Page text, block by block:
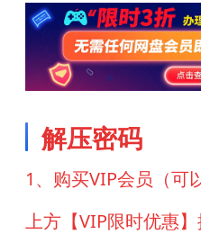
解压密码
1、购买VIP会员（可
上方【VIP限时优惠】